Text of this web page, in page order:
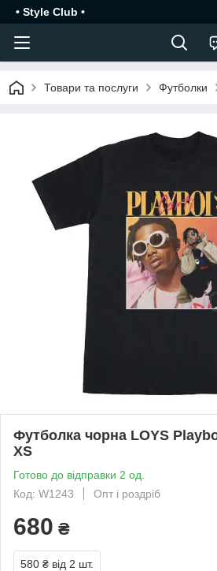
• Style Club •
Товари та послуги Футболки
Футболка чорна LOYS
XS
Готово до відправки 2 од.
Код: W1243
Опт і роздріб
680 ₴
580 ₴ від 2 шт.